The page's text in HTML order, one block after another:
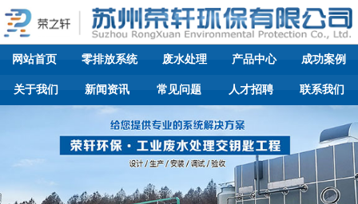
网站首页 零排放系统 废水处理 产品中心 成功案例
关于我们 新闻资讯 常见问题 人才招聘 联系我们